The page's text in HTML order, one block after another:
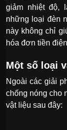
giảm nhiệt độ,
những loại đèn
này không chỉ
hóa đơn tiền
Một số loại
Ngoài các giải
chống nóng cho
vật liệu sau đây: